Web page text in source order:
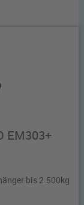
EM303+
bis 2.500kg